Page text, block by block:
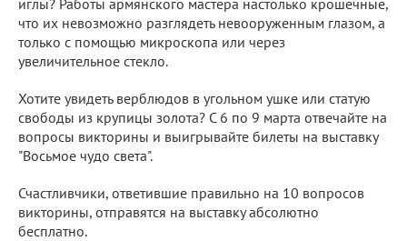
что их невозможно разглядеть невооруженным глазом, а
только с помощью микроскопа или через
увеличительное стекло.
Хотите увидеть верблюдов в угольном ушке или статую
свободы из крупицы золота? С 6 по 9 марта отвечайте на
вопросы викторины и выигрывайте билеты на выставку
"Восьмое чудо света".
Счастливчики, ответившие правильно на 10 вопросов
викторины, отправятся на выставку абсолютно
бесплатно.